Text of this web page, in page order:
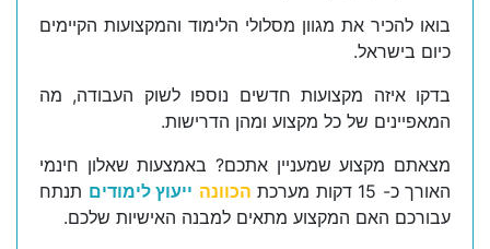
בואו להכיר את מגוון מסלולי הלימוד והמקצועות הקיימים
כיום בישראל.
בדקו איזה מקצועות חדשים נוספו לשוק העבודה, מה
המאפיינים של כל מקצוע ומהן הדרישות.
מצאתם מקצוע שמעניין אתכם? באמצעות שאלון חינמי
האורך כ- 15 דקות מערכת
הכוונה ייעוץ לימודים תנתח
עבורכם האם המקצוע מתאים למבנה האישיות שלכם.